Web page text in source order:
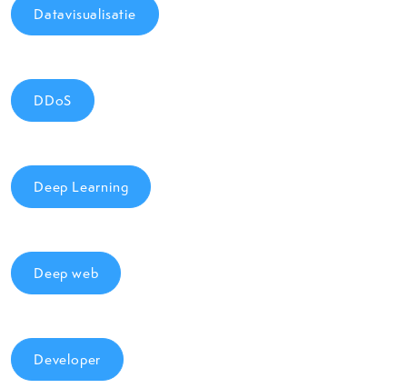
Datavisualisatie
DDoS
Deep Learning
Deep web
Developer